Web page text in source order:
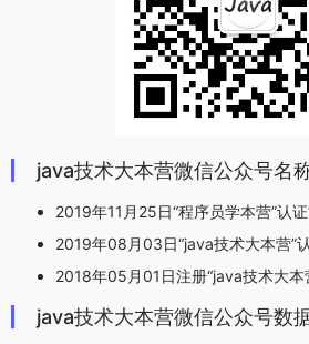
java技术大本营微信公众号名
2019年11月25日“程序员学本营”认
2019年08月03日“java技术大本营”
2018年05月01日注册“java技术大本
java技术大本营微信公众号数